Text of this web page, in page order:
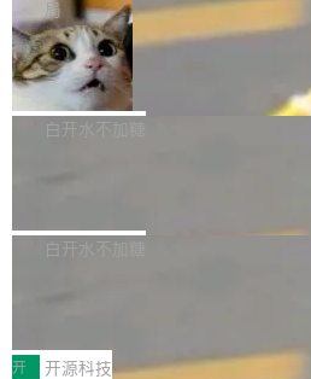
aDB 捕获 commit 之间的每一次操作，
bet、微软以及 Meta 等传统科技巨头
ceXAI的资金消耗速度尤为引人瞩目。
撑庞大支出的资金来源却呈现出截然
貌。数据显示，微软和 Meta 主要依
一个在终端里运行的编程 agent；
1.2，驱动这个 agent 的新模型。一句
你可以用 curl -fsSL https://
sh | bash 安装一个能在大项目里自动
代码、验证结果的 AI 终端工具。 据
个主 agent 循环，外加一组后台 agent
局
美团开源 LoHoSearch，用知识图
准 AI 能力认知
机器出题的前提，是让机器拥有全局
构建流程可以分为四个环节：建图 →
白开水不加糖
库，并将作为transport接入Mooncake
MPComm将作为一种传输引擎接入
白开水不加糖
型案例入选名单》，深信服“面向企业
开 开源科技